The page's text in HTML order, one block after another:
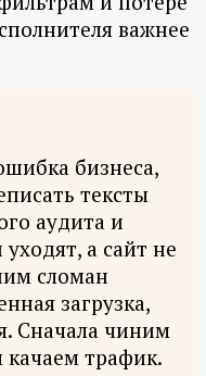
важнее
бизнеса,
тексты
аудита и
а сайт не
сломан
загрузка,
Сначала чиним
качаем трафик.